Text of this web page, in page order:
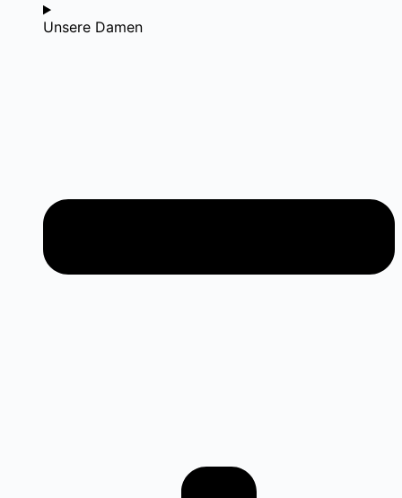
Unsere Damen